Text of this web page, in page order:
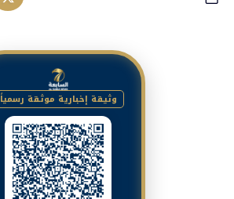
وثيقة إخبارية موثقة رسمياً